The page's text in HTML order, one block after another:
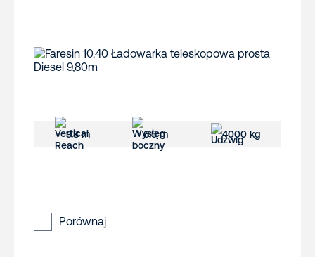
9.8 m 6.5 m 4000 kg
Porównaj